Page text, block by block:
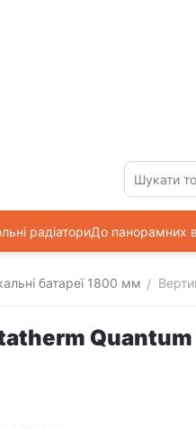
радіаториДо панорамних
батареї 1800 мм /